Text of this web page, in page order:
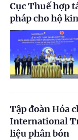
Cục Thuế hợp
pháp cho hộ
Tập đoàn Hóa
International
liệu phân bón